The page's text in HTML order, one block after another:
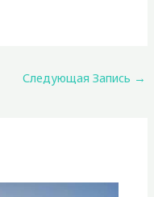
Следующая Запись →